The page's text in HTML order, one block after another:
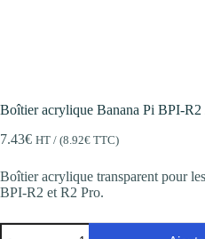
Boîtier acrylique Banana Pi BPI-R2
7.43€ HT / (8.92€ TTC)
Boîtier acrylique transparent pour
BPI-R2 et R2 Pro.
quantité